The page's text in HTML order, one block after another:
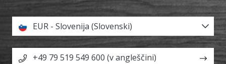
EUR - Slovenija (Slovenski)
+49 79 519 549 600 (v angleščini)